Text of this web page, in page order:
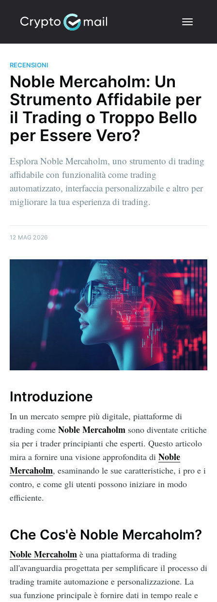
RECENSIONI
Noble Mercaholm: Un
Strumento Affidabile per
il Trading o Troppo Bello
per Essere Vero?
Esplora Noble Mercaholm, uno strumento di trading
affidabile con funzionalità come trading
automatizzato, interfaccia personalizzabile e altro per
migliorare la tua esperienza di trading.
12 MAG 2026
Introduzione
In un mercato sempre più digitale, piattaforme di
trading come Noble Mercaholm sono diventate critiche
sia per i trader principianti che esperti. Questo articolo
mira a fornire una visione approfondita di Noble
Mercaholm, esaminando le sue caratteristiche, i pro e i
contro, e come gli utenti possono iniziare in modo
efficiente.
Che Cos'è Noble Mercaholm?
Noble Mercaholm è una piattaforma di trading
all'avanguardia progettata per semplificare il processo di
trading tramite automazione e personalizzazione. La
sua funzione principale è fornire dati in tempo reale e